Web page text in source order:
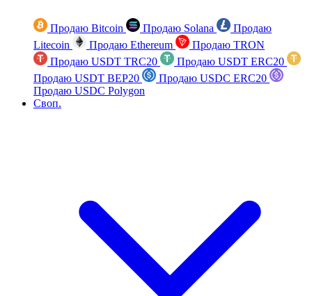
Продаю Bitcoin Продаю Solana
Продаю
Litecoin
Продаю Ethereum
Продаю TRON
Продаю USDT TRC20
Продаю USDT ERC20
Продаю USDT BEP20
Продаю USDC ERC20
Продаю USDC Polygon
Своп.